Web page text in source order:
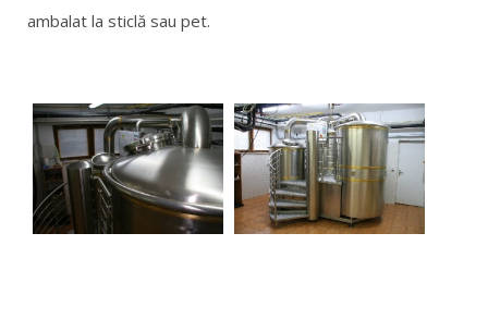
ambalat la sticlă sau pet.